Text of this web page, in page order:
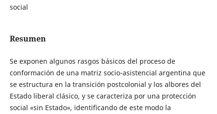
social
Resumen
Se exponen algunos rasgos básicos del proceso de
conformación de una matriz socio-asistencial argentina que
se estructura en la transición postcolonial y los albores del
Estado liberal clásico, y se caracteriza por una protección
social «sin Estado», identificando de este modo la